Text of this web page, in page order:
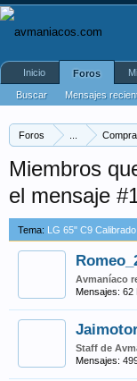
Foros
Miembros
el mensaje
Tema: LG 65" C9 Calibrado
Avmaníaco
Mensajes: 62
Staff de
Mensajes:
Inicio
Foros
Buscar
Mensajes